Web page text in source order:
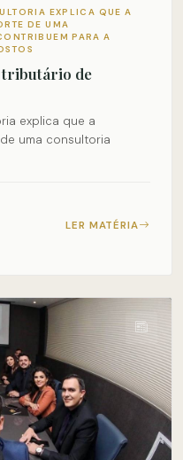
EXPLICA QUE A
DE UMA
PARA A
tributário de
explica que a
uma consultoria
LER MATÉRIA